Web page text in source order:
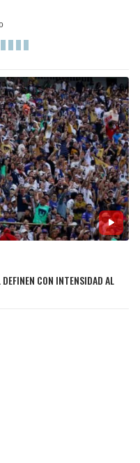
CON INTENSIDAD AL